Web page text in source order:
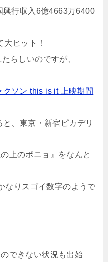
興行収入6億4663万6400
ヒット！
らしいのですが、
クソン this is it 上映期間
、東京・新宿ピカデリ
上のポニョ』をなんと
なりスゴイ数字のようで
できない状況も出始